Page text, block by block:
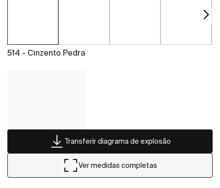
514 - Cinzento Pedra
Transferir diagrama de explosão
Ver medidas completas